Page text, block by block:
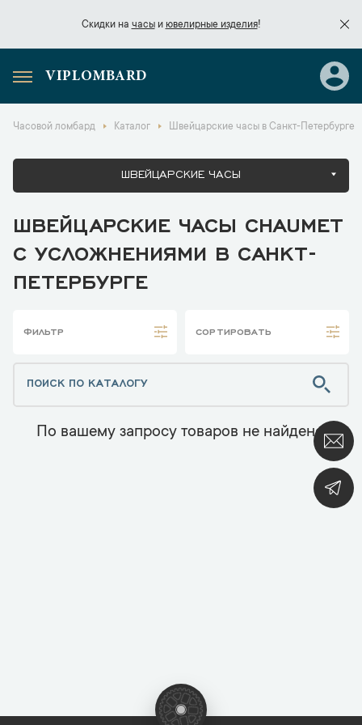
Скидки на часыи ювелирные изделия!
Скидки начасы
VIPLOMBARD
Часовой ломбард Каталог Швейцарские часы в Санкт-Петербурге
ШВЕЙЦАРСКИЕ ЧАСЫ
ШВЕЙЦАРСКИЕ ЧАСЫ CHAUMET
С УСЛОЖНЕНИЯМИ В САНКТ-
ПЕТЕРБУРГЕ
ФИЛЬТР СОРТИРОВАТЬ
По вашему запросу товаров не найдено